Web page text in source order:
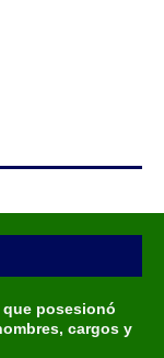
posesionó
cargos y